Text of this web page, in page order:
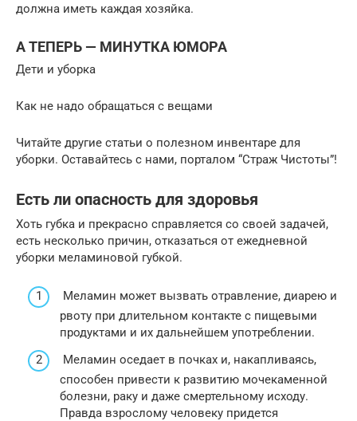
должна иметь каждая хозяйка.
А ТЕПЕРЬ — МИНУТКА ЮМОРА
Дети и уборка
Как не надо обращаться с вещами
Читайте другие статьи о полезном инвентаре для
уборки. Оставайтесь с нами, порталом “Страж Чистоты”!
Есть ли опасность для здоровья
Хоть губка и прекрасно справляется со своей задачей,
есть несколько причин, отказаться от ежедневной
уборки меламиновой губкой.
Меламин может вызвать отравление, диарею и
рвоту при длительном контакте с пищевыми
продуктами и их дальнейшем употреблении.
Меламин оседает в почках и, накапливаясь,
способен привести к развитию мочекаменной
болезни, раку и даже смертельному исходу.
Правда взрослому человеку придется